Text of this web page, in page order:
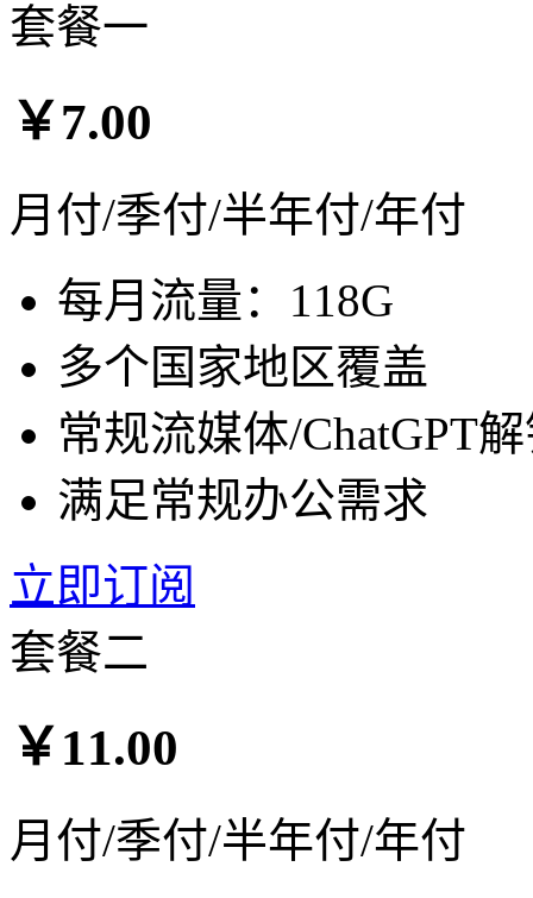
套餐一
￥7.00
月付/季付/半年付/年付
每月流量：118G
多个国家地区覆盖
常规流媒体/ChatGPT
满足常规办公需求
立即订阅
套餐二
￥11.00
月付/季付/半年付/年付